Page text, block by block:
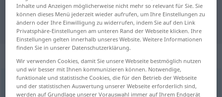
"einschieben" Serbisch
Übersetzung
„einschieben“
einschieben
Inhalte und Anzeigen möglicherweise nicht mehr so relevant für Sie. Sie
können dieses Menü jederzeit wieder aufrufen, um Ihre Einstellungen zu
ändern oder Ihre Einwilligung zu widerrufen, indem Sie auf den Link
Privatsphäre-Einstellungen am unteren Rand der Webseite klicken. Ihre
Einstellungen gelten innerhalb unseres Website. Weitere Informationen
finden Sie in unserer Datenschutzerklärung.
Wir verwenden Cookies, damit Sie unsere Webseite bestmöglich nutzen
und wir besser mit Ihnen kommunizieren können. Notwendige,
funktionale und statistische Cookies, die für den Betrieb der Webseite
und der statistischen Auswertung unserer Webseite erforderlich sind,
werden auf Grundlage unserer Vorauswahl immer auf Ihrem Endgerät